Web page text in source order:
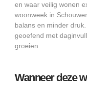
en waar veilig wonen
woonweek in
balans en minder
geoefend met
groeien.
Wanneer deze